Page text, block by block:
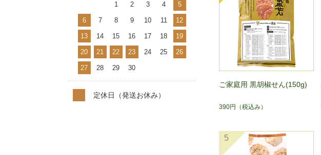
ご家庭用 黒胡椒せん(150g)
390円 （税込み）
5
1
2 3 4 5
6 7 8 9 10 11 12
13 14 15 16 17 18 19
20 21 22 23 24 25 26
27 28 29 30
定休日（発送お休み）